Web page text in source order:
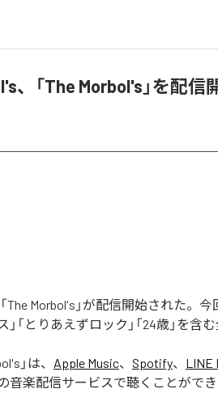
、「The Morbol's」を配信
The Morbol's」が配信開始された。
「とりあえずロック」「24歳」を含
」は、 Apple Music、 Spotify、 LINE
音楽配信サービスで聴くことができ